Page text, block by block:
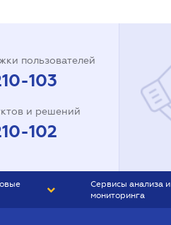
пользователей
103
и решений
102
Сервисы анализа и
мониторинга